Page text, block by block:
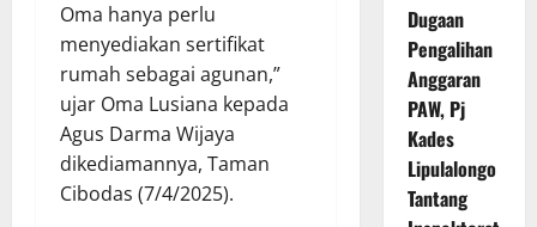
Oma hanya perlu
menyediakan sertifikat
rumah sebagai agunan,”
ujar Oma Lusiana kepada
Agus Darma Wijaya
dikediamannya, Taman
Cibodas (7/4/2025).
Dugaan
Pengalihan
Anggaran
PAW, Pj
Kades
Lipulalongo
Tantang